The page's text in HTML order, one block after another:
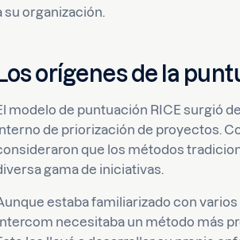
su organización.
Los orígenes de la
modelo de puntuación RICE surgió
de priorización de proyectos.
que los métodos
gama de iniciativas.
estaba familiarizado con
necesitaba un método más